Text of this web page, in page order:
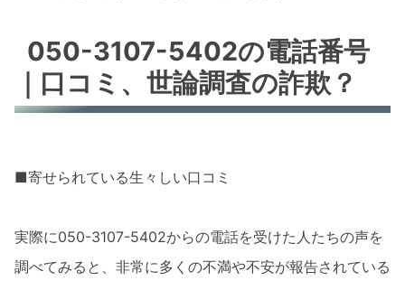
050-3107-5402の電話番号
｜口コミ、世論調査の詐欺？
■寄せられている生々しい口コミ
実際に050-3107-5402からの電話を受けた人たちの声を
調べてみると、非常に多くの不満や不安が報告されている